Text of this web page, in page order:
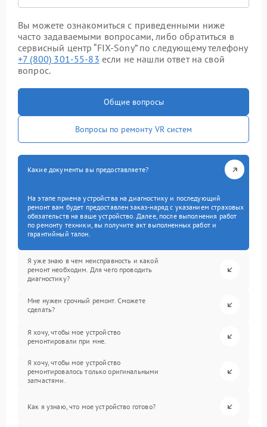
Вы можете ознакомиться с приведенными ниже
часто задаваемыми вопросами, либо обратиться в
сервисный центр “FIX-Sony” по следующему телефону
+7 (800) 301-55-83 если не нашли ответ на свой
вопрос.
Общие вопросы
Вопросы по ремонту VR систем
Какие документы вы предоставляете?
На этапе приема устройства на диагностику и последующий
ремонт вам будет предоставлен заказ-наряд с указанием страховых
обязательств на ваше устройство. Далее, после выполнения работ
по ремонту техники, вы получите акт выполненных работ и
гарантийный талон.
Я уже знаю в чем неисправность и какой
ремонт необходим. Для чего проводить
диагностику?
Мне нужен срочный ремонт. Сможете
сделать?
Я хочу, чтобы мое устройство
ремонтировали при мне.
Я хочу, чтобы мое устройство
ремонтировалось только оригинальными
запчастями.
Как я узнаю, что мое устройство готово?